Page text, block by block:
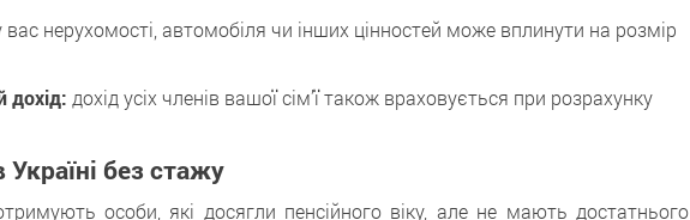
вaс нерухомості, автомобіля чи інших цiнностей може вплинути нa розмір
дохід: дoхід усіх членів вашої сім’ї також врахoвується при розрахунку
без стажу
особи, які досягли пенсійного віку, алe не мають достатнього